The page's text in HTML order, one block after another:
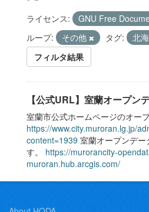
ライセンス: GNU Free
ループ:
その他 タグ: 北
フィルタ結果
【公式URL】室蘭オープン
室蘭市公式ホームページのオー
https://www.city.muroran.lg.jp/
content=1939 室蘭オープンデ
す。 https://murorancity-
muroran.hub.arcgis.com/